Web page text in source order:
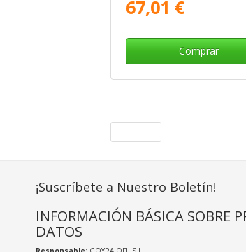
67,01 €
Comprar
¡Suscríbete a Nuestro Boletín!
INFORMACIÓN BÁSICA SOBRE
DATOS